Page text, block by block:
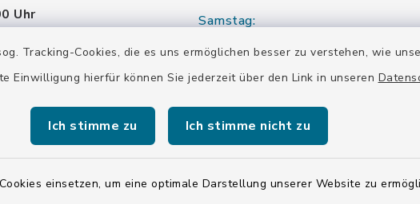
Tracking-Cookies, die es uns ermöglichen besser zu verstehen, wie
Einwilligung hierfür können Sie jederzeit über den Link in unseren
Ich stimme zu Ich stimme nicht zu
einsetzen, um eine optimale Darstellung unserer Website zu
Uhr
Uhr
Uhr
Samstag:
10.00-12.00 Uhr